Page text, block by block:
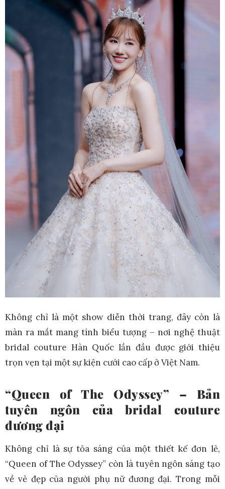
Không chỉ là một show diễn thời trang, đây còn là
màn ra mắt mang tính biểu tượng – nơi nghệ thuật
bridal couture Hàn Quốc lần đầu được giới thiệu
trọn vẹn tại một sự kiện cưới cao cấp ở Việt Nam.
“Queen of The Odyssey” – Bản
tuyên ngôn của bridal couture
đương đại
Không chỉ là sự tỏa sáng của một thiết kế đơn lẻ,
“Queen of The Odyssey” còn là tuyên ngôn sáng tạo
về vẻ đẹp của người phụ nữ đương đại. Trong mỗi